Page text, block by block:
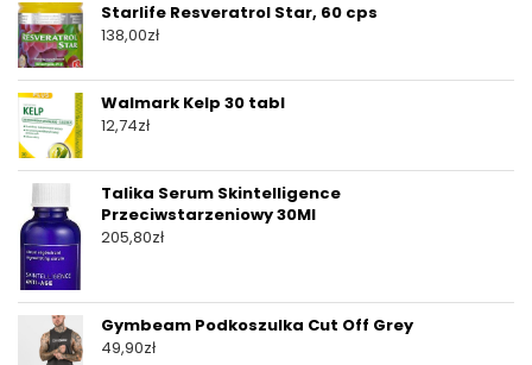
Starlife Resveratrol Star, 60 cps
138,00zł
Walmark Kelp 30 tabl
12,74zł
Talika Serum Skintelligence
Przeciwstarzeniowy 30Ml
205,80zł
Gymbeam Podkoszulka Cut Off Grey
49,90zł